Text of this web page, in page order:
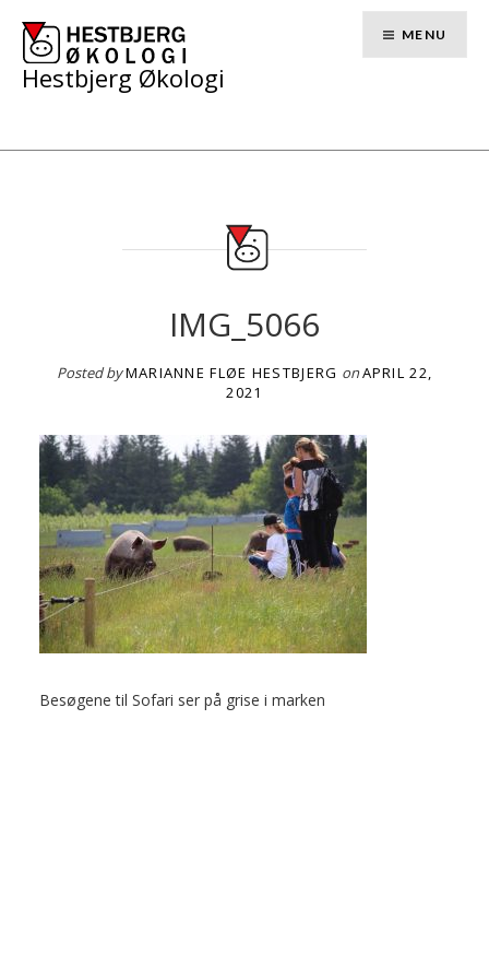
content
Hestbjerg Økologi
MENU
IMG_5066
Posted byMARIANNE FLØE HESTBJERG onAPRIL 22,
2021
Besøgene til Sofari ser på grise i marken